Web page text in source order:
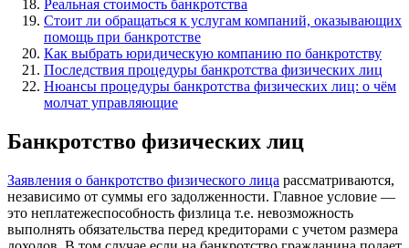
Реальная стоимость банкротства
Стоит ли обращаться к услугам компаний, оказывающих
помощь при банкротстве
Как выбрать юридическую компанию по банкротству
Последствия процедуры банкротства физических лиц
Нюансы процедуры банкротства физических лиц: о чём
молчат управляющие
Банкротство физических лиц
Заявления о банкротство физического лица рассматриваются,
независимо от суммы его задолженности. Главное условие —
это неплатежеспособность физлица т.е. невозможность
выполнять обязательства перед кредиторами с учетом размера